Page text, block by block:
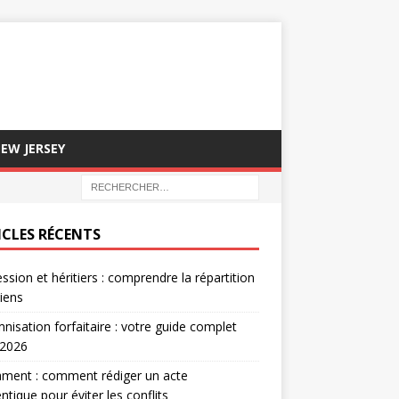
JERSEY
RÉCENTS
et héritiers : comprendre la répartition
forfaitaire : votre guide complet
: comment rédiger un acte
pour éviter les conflits